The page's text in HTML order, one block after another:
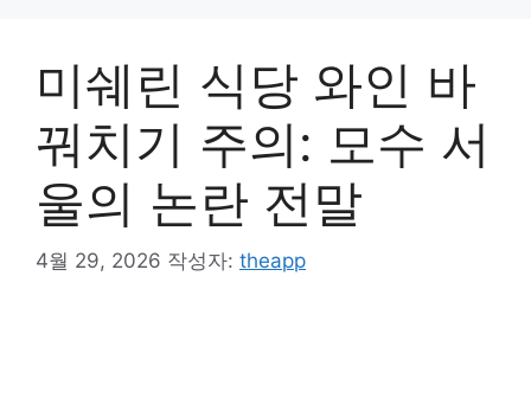
미쉐린 식당 와인 바
꿔치기 주의: 모수 서
울의 논란 전말
4월 29, 2026 작성자: theapp